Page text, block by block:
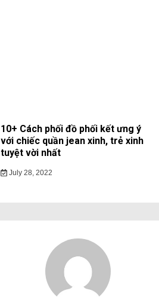
10+ Cách phối đồ phối kết ưng ý
với chiếc quần jean xinh, trẻ xinh
tuyệt vời nhất
July 28, 2022